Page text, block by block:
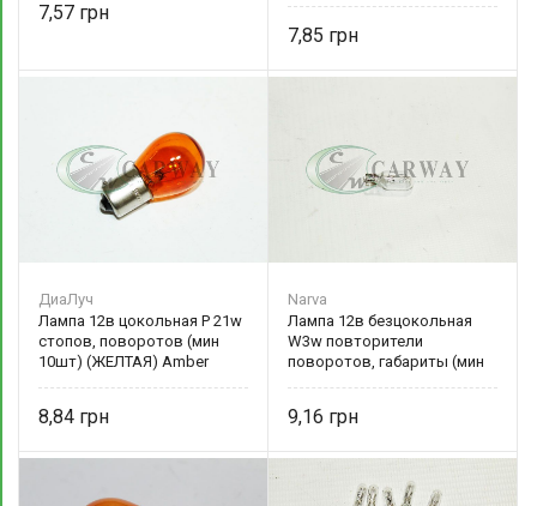
7,57
7,85
ДиаЛуч
Лампа 12в цокольная P 21w
стопов, поворотов (мин
10шт) (ЖЕЛТАЯ) Amber
8,84
Narva
Лампа 12в безцокольная
W3w повторители
поворотов, габариты (мин
9,16